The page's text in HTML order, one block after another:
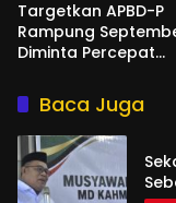
Targetkan APBD-P
Rampung
Diminta Percepat
Baca Juga